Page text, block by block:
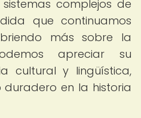
complejos de
que continuamos
más sobre la
apreciar su
cultural y lingüística,
en la historia